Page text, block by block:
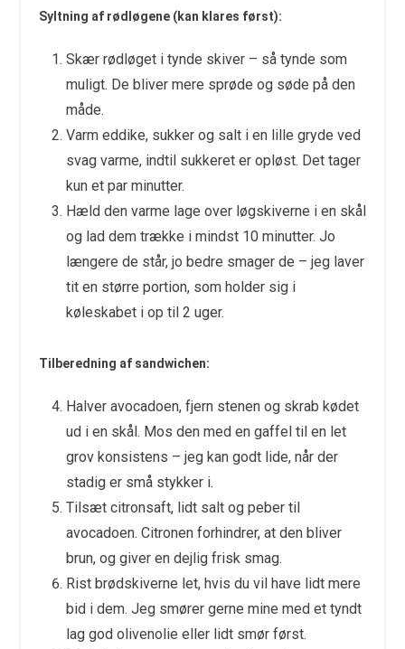
Syltning af rødløgene (kan klares først):
Skær rødløget i tynde skiver – så tynde som
muligt. De bliver mere sprøde og søde på den
måde.
Varm eddike, sukker og salt i en lille gryde ved
svag varme, indtil sukkeret er opløst. Det tager
kun et par minutter.
Hæld den varme lage over løgskiverne i en skål
og lad dem trække i mindst 10 minutter. Jo
længere de står, jo bedre smager de – jeg laver
tit en større portion, som holder sig i
køleskabet i op til 2 uger.
Tilberedning af sandwichen:
Halver avocadoen, fjern stenen og skrab kødet
ud i en skål. Mos den med en gaffel til en let
grov konsistens – jeg kan godt lide, når der
stadig er små stykker i.
Tilsæt citronsaft, lidt salt og peber til
avocadoen. Citronen forhindrer, at den bliver
brun, og giver en dejlig frisk smag.
Rist brødskiverne let, hvis du vil have lidt mere
bid i dem. Jeg smører gerne mine med et tyndt
lag god olivenolie eller lidt smør først.